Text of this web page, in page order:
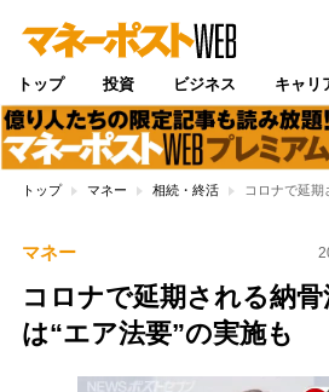
トップ 投資 ビジネス キャリ
トップ マネー 相続・終活 コロナで延
マネー
コロナで延期される納
は“エア法要”の実施も